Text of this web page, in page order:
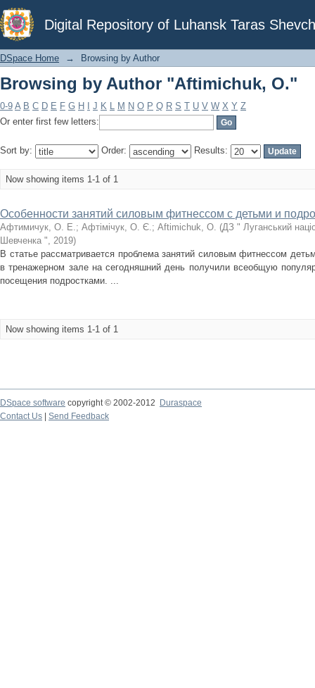
Digital Repository of Luhansk Taras
Browsing by Author "Aftimichuk, O."
DSpace Home → Browsing by Author
Browsing by Author "Aftimichuk, O."
0-9 A B C D E F G H J K L M N O P Q R S T U V W X Y Z
Or enter first few letters:
Sort by: Order: Results:
Now showing items 1-1 of 1
Особенности занятий силовым фитнессом с детьми и
Афтимичук, О. Е.; Афтімічук, О. Є.; Aftimichuk, O. (ДЗ " Луганський
Шевченка ", 2019)
В статье рассматривается проблема занятий силовым фитнессом
в тренажерном зале на сегодняшний день получили всеобщую
посещения подростками. ...
Now showing items 1-1 of 1
DSpace software copyright © 2002-2012
Duraspace
Contact Us
Send Feedback